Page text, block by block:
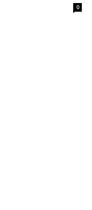
0